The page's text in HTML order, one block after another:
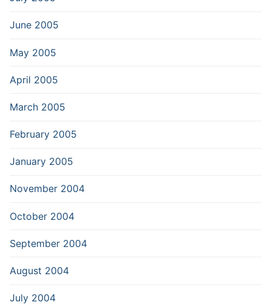
June 2005
May 2005
April 2005
March 2005
February 2005
January 2005
November 2004
October 2004
September 2004
August 2004
July 2004